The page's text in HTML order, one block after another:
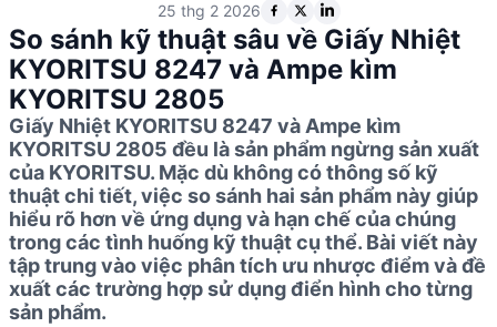
25 thg 2 2026
So sánh kỹ thuật sâu về Giấy Nhiệt
KYORITSU 8247 và Ampe kìm
KYORITSU 2805
Giấy Nhiệt KYORITSU 8247 và Ampe kìm
KYORITSU 2805 đều là sản phẩm ngừng sản xuất
của KYORITSU. Mặc dù không có thông số kỹ
thuật chi tiết, việc so sánh hai sản phẩm này giúp
hiểu rõ hơn về ứng dụng và hạn chế của chúng
trong các tình huống kỹ thuật cụ thể. Bài viết này
tập trung vào việc phân tích ưu nhược điểm và đề
xuất các trường hợp sử dụng điển hình cho từng
sản phẩm.